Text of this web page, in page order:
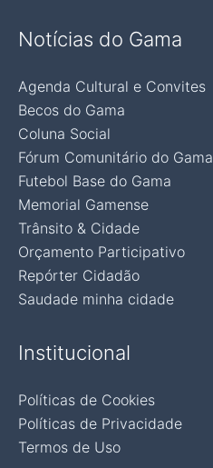
Notícias do Gama
Agenda Cultural e Convites
Becos do Gama
Coluna Social
Fórum Comunitário do Gama
Futebol Base do Gama
Memorial Gamense
Trânsito & Cidade
Orçamento Participativo
Repórter Cidadão
Saudade minha cidade
Institucional
Políticas de Cookies
Políticas de Privacidade
Termos de Uso